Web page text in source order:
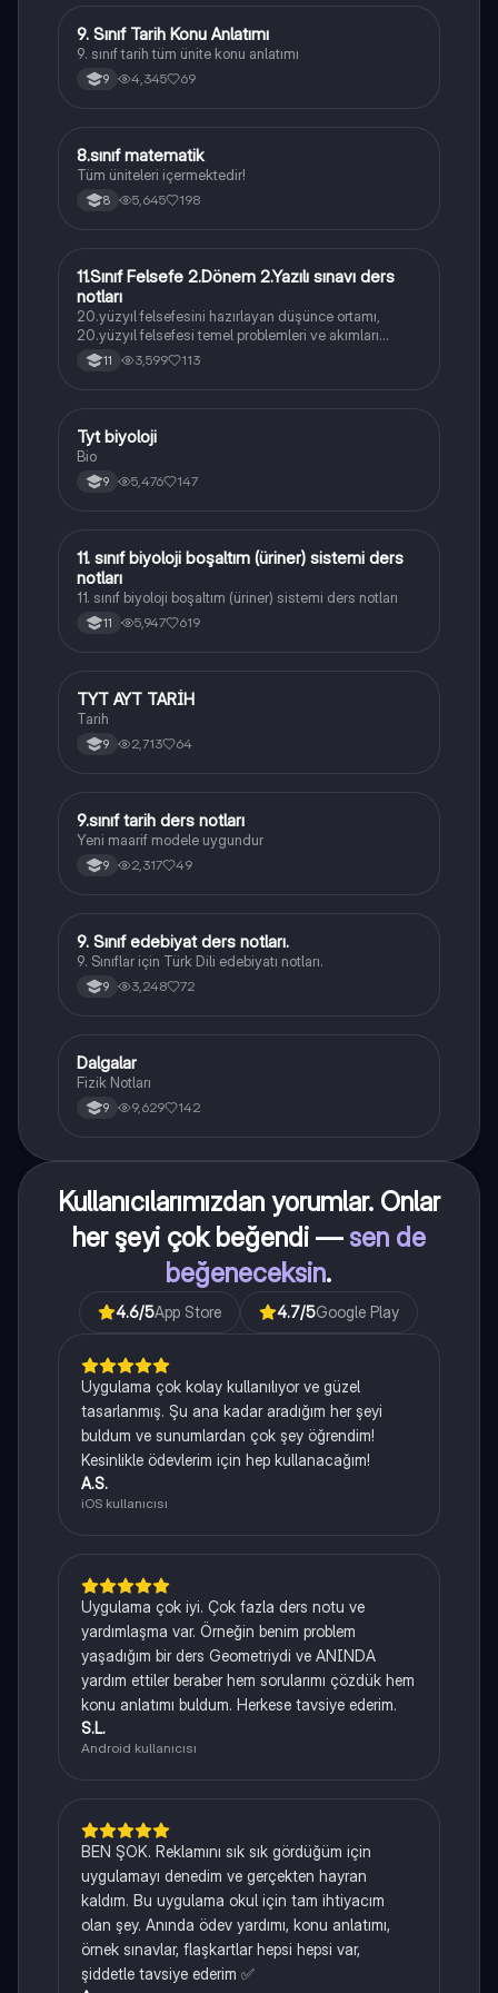
Tarih
9. Sınıf Tarih Konu Anlatımı
9. sınıf tarih tüm ünite konu anlatımı
9 4,345 69
Matematik
8.sınıf matematik
Tüm üniteleri içermektedir!
8 5,645 198
Felsefe
11.Sınıf Felsefe 2.Dönem 2.Yazılı sınavı ders
notları
20.yüzyıl felsefesini hazırlayan düşünce ortamı,
20.yüzyıl felsefesi temel problemleri ve akımları
konularını içermektedir
11 3,599 113
Biyoloji
Tyt biyoloji
Bio
9 5,476 147
Biyoloji
11. sınıf biyoloji boşaltım (üriner) sistemi ders
notları
11. sınıf biyoloji boşaltım (üriner) sistemi ders notları
11 5,947 619
Tarih
TYT AYT TARİH
Tarih
9 2,713 64
Tarih
9.sınıf tarih ders notları
Yeni maarif modele uygundur
9 2,317 49
Türk Dili ve Edebiyatı
9. Sınıf edebiyat ders notları.
9. Sınıflar için Türk Dili edebiyatı notları.
9 3,248 72
Fizik
Dalgalar
Fizik Notları
9 9,629 142
Kullanıcılarımızdan yorumlar. Onlar
her şeyi çok beğendi — sen de
beğeneceksin.
4.6/5App Store 4.7/5Google Play
Uygulama çok kolay kullanılıyor ve güzel
tasarlanmış. Şu ana kadar aradığım her şeyi
buldum ve sunumlardan çok şey öğrendim!
Kesinlikle ödevlerim için hep kullanacağım!
A.S.
iOS kullanıcısı
Uygulama çok iyi. Çok fazla ders notu ve
yardımlaşma var. Örneğin benim problem
yaşadığım bir ders Geometriydi ve ANINDA
yardım ettiler beraber hem sorularımı çözdük hem
konu anlatımı buldum. Herkese tavsiye ederim.
S.L.
Android kullanıcısı
BEN ŞOK. Reklamını sık sık gördüğüm için
uygulamayı denedim ve gerçekten hayran
kaldım. Bu uygulama okul için tam ihtiyacım
olan şey. Anında ödev yardımı, konu anlatımı,
örnek sınavlar, flaşkartlar hepsi hepsi var,
şiddetle tavsiye ederim ✅